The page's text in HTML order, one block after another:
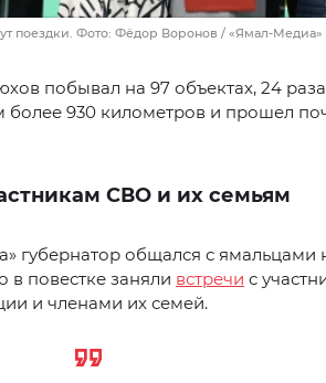
поездки. Фото: Фёдор Воронов / «Ямал-Медиа»
побывал на 97 объектах, 24 раза
930 километров и прошел
СВО и их семьям
губернатор общался с ямальцами
в повестке заняли встречи с
и членами их семей.